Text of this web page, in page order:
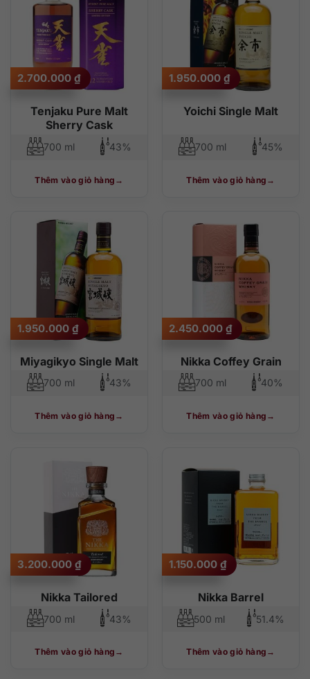
Tenjaku Pure Malt
Sherry Cask
2.700.000 ₫
700 ml 43%
Thêm vào giỏ hàng
Yoichi Single Malt
1.950.000 ₫
700 ml 45%
Thêm vào giỏ hàng
Miyagikyo Single Malt
1.950.000 ₫
700 ml 43%
Thêm vào giỏ hàng
Nikka Coffey Grain
2.450.000 ₫
700 ml 40%
Thêm vào giỏ hàng
Nikka Tailored
3.200.000 ₫
700 ml 43%
Thêm vào giỏ hàng
Nikka Barrel
1.150.000 ₫
500 ml 51.4%
Thêm vào giỏ hàng